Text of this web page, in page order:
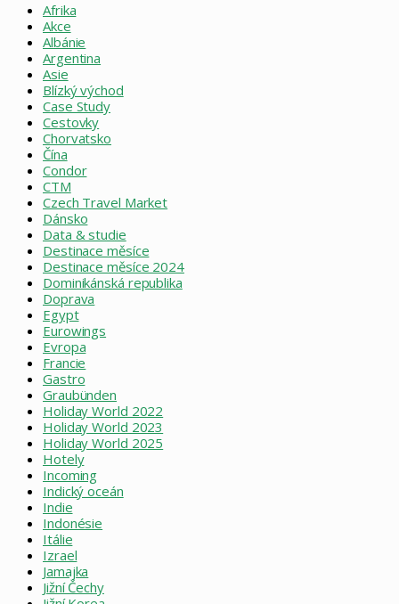
Afrika
Akce
Albánie
Argentina
Asie
Blízký východ
Case Study
Cestovky
Chorvatsko
Čína
Condor
CTM
Czech Travel Market
Dánsko
Data & studie
Destinace měsíce
Destinace měsíce 2024
Dominikánská republika
Doprava
Egypt
Eurowings
Evropa
Francie
Gastro
Graubünden
Holiday World 2022
Holiday World 2023
Holiday World 2025
Hotely
Incoming
Indický oceán
Indie
Indonésie
Itálie
Izrael
Jamajka
Jižní Čechy